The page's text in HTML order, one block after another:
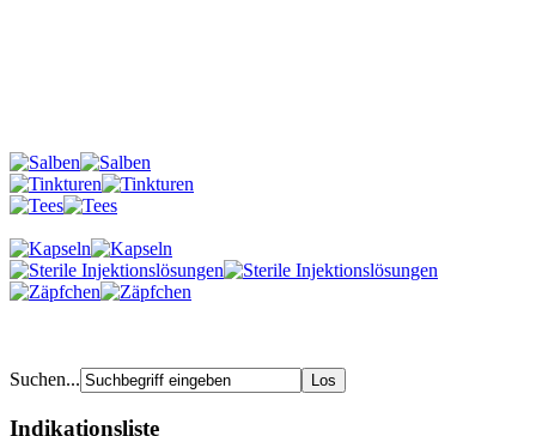
Suchen...
Indikationsliste